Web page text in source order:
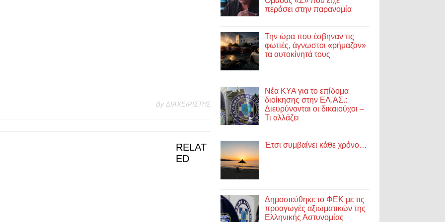
By ΔΙΑΧΕΙΡΙΣΤΗΣ
RELAT
ED
περάσει στην παρανομία
Την ώρα που έσβηναν τις
φωτιές, άγνωστοι «ρήμαζαν»
τα αυτοκίνητά τους
Νέα ΚΥΑ για το επίδομα
διοίκησης στην ΕΛ.ΑΣ.:
Διευρύνονται οι δικαιούχοι –
Τι αλλάζει
Έτσι συμβαίνει κάθε χρόνο…
Δημοσιεύθηκε το ΦΕΚ με τις
προαγωγές αξιωματικών της
Ελληνικής Αστυνομίας